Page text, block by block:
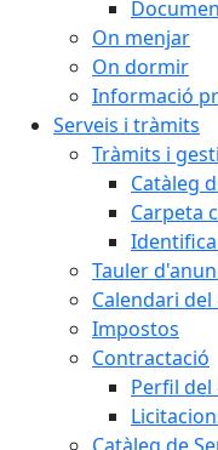
On menjar
On dormir
Informació
Serveis i tràmits
Tràmits i
Catàleg
Carpeta
Tauler
Calendari
Impostos
Contractació
Perfil